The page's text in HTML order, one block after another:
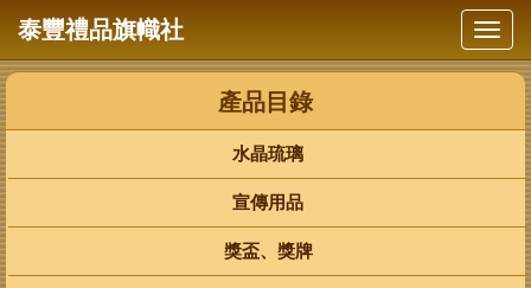
泰豐禮品旗幟社
水晶琉璃
宣傳用品
獎盃、獎牌